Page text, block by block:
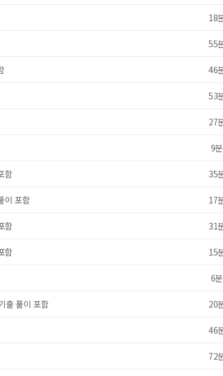
18
55
46
53
27
9분
함 35
이 포함 17
함 31
함 15
6분
출 풀이 포함 20
46
72
찾아보
관심 도서